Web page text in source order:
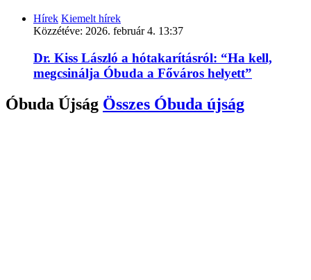
Hírek Kiemelt hírek
Közzétéve: 2026. február 4. 13:37
Dr. Kiss László a hótakarításról: “Ha kell,
megcsinálja Óbuda a Főváros helyett”
Óbuda Újság Összes Óbuda újság